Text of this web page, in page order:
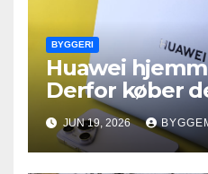
BYGGERI
Huawei
Derfor køber
forkert
det koster dem
JUN 19, 2026